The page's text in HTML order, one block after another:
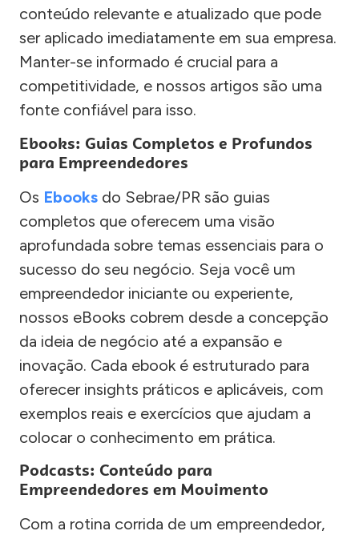
conteúdo relevante e atualizado que pode
ser aplicado imediatamente em sua empresa.
Manter-se informado é crucial para a
competitividade, e nossos artigos são uma
fonte confiável para isso.
Ebooks: Guias Completos e Profundos
para Empreendedores
Os Ebooks do Sebrae/PR são guias
completos que oferecem uma visão
aprofundada sobre temas essenciais para o
sucesso do seu negócio. Seja você um
empreendedor iniciante ou experiente,
nossos eBooks cobrem desde a concepção
da ideia de negócio até a expansão e
inovação. Cada ebook é estruturado para
oferecer insights práticos e aplicáveis, com
exemplos reais e exercícios que ajudam a
colocar o conhecimento em prática.
Podcasts: Conteúdo para
Empreendedores em Movimento
Com a rotina corrida de um empreendedor,